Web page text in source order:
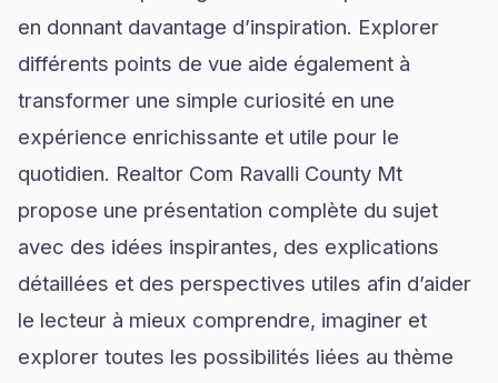
en donnant davantage d’inspiration. Explorer
différents points de vue aide également à
transformer une simple curiosité en une
expérience enrichissante et utile pour le
quotidien. Realtor Com Ravalli County Mt
propose une présentation complète du sujet
avec des idées inspirantes, des explications
détaillées et des perspectives utiles afin d’aider
le lecteur à mieux comprendre, imaginer et
explorer toutes les possibilités liées au thème